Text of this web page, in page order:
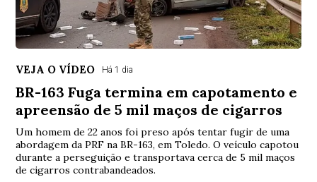
VEJA O VÍDEO Há 1 dia
BR-163 Fuga termina em capotamento e
apreensão de 5 mil maços de cigarros
Um homem de 22 anos foi preso após tentar fugir de uma
abordagem da PRF na BR-163, em Toledo. O veículo capotou
durante a perseguição e transportava cerca de 5 mil maços
de cigarros contrabandeados.